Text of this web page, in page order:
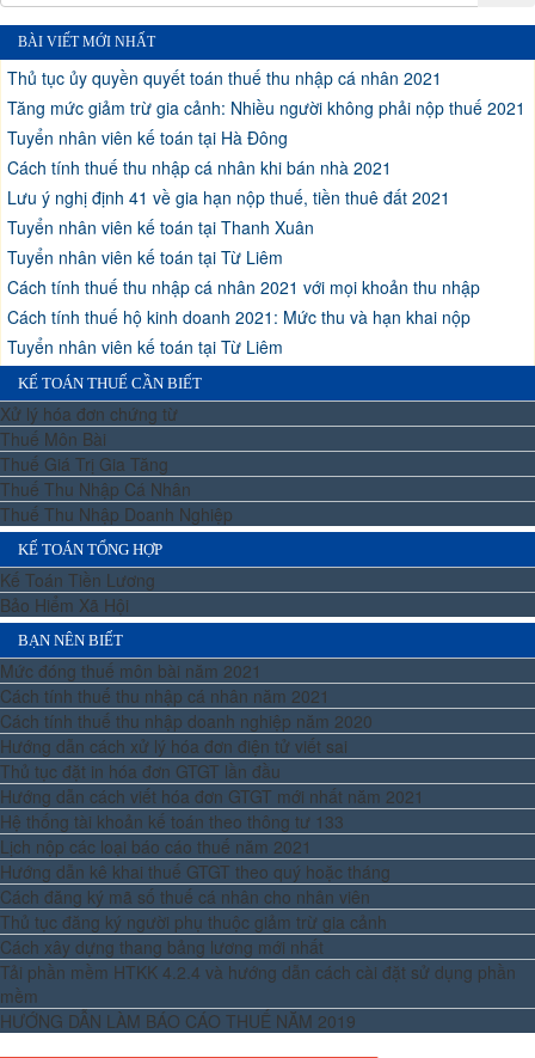
BÀI VIẾT MỚI NHẤT
Thủ tục ủy quyền quyết toán thuế thu nhập cá nhân 2021
Tăng mức giảm trừ gia cảnh: Nhiều người không phải nộp thuế 2021
Tuyển nhân viên kế toán tại Hà Đông
Cách tính thuế thu nhập cá nhân khi bán nhà 2021
Lưu ý nghị định 41 về gia hạn nộp thuế, tiền thuê đất 2021
Tuyển nhân viên kế toán tại Thanh Xuân
Tuyển nhân viên kế toán tại Từ Liêm
Cách tính thuế thu nhập cá nhân 2021 với mọi khoản thu nhập
Cách tính thuế hộ kinh doanh 2021: Mức thu và hạn khai nộp
Tuyển nhân viên kế toán tại Từ Liêm
KẾ TOÁN THUẾ CẦN BIẾT
Xử lý hóa đơn chứng từ
Thuế Môn Bài
Thuế Giá Trị Gia Tăng
Thuế Thu Nhập Cá Nhân
Thuế Thu Nhập Doanh Nghiệp
KẾ TOÁN TỔNG HỢP
Kế Toán Tiền Lương
Bảo Hiểm Xã Hội
BẠN NÊN BIẾT
Mức đóng thuế môn bài năm 2021
Cách tính thuế thu nhập cá nhân năm 2021
Cách tính thuế thu nhập doanh nghiệp năm 2020
Hướng dẫn cách xử lý hóa đơn điện tử viết sai
Thủ tục đặt in hóa đơn GTGT lần đầu
Hướng dẫn cách viết hóa đơn GTGT mới nhất năm 2021
Hệ thống tài khoản kế toán theo thông tư 133
Lịch nộp các loại báo cáo thuế năm 2021
Hướng dẫn kê khai thuế GTGT theo quý hoặc tháng
Cách đăng ký mã số thuế cá nhân cho nhân viên
Thủ tục đăng ký người phụ thuộc giảm trừ gia cảnh
Cách xây dựng thang bảng lương mới nhất
Tải phần mềm HTKK 4.2.4 và hướng dẫn cách cài đặt sử dụng phần
mềm
HƯỚNG DẪN LÀM BÁO CÁO THUẾ NĂM 2019